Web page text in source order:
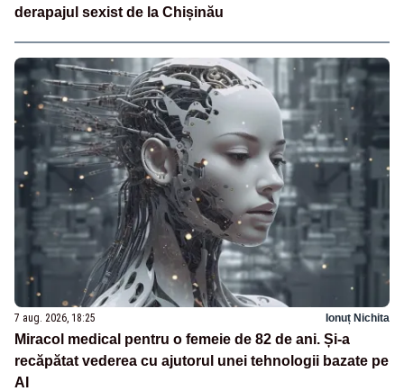
derapajul sexist de la Chișinău
7 aug. 2026, 18:25 Ionuț Nichita
Miracol medical pentru o femeie de 82 de ani. Și-a
recăpătat vederea cu ajutorul unei tehnologii bazate pe
AI